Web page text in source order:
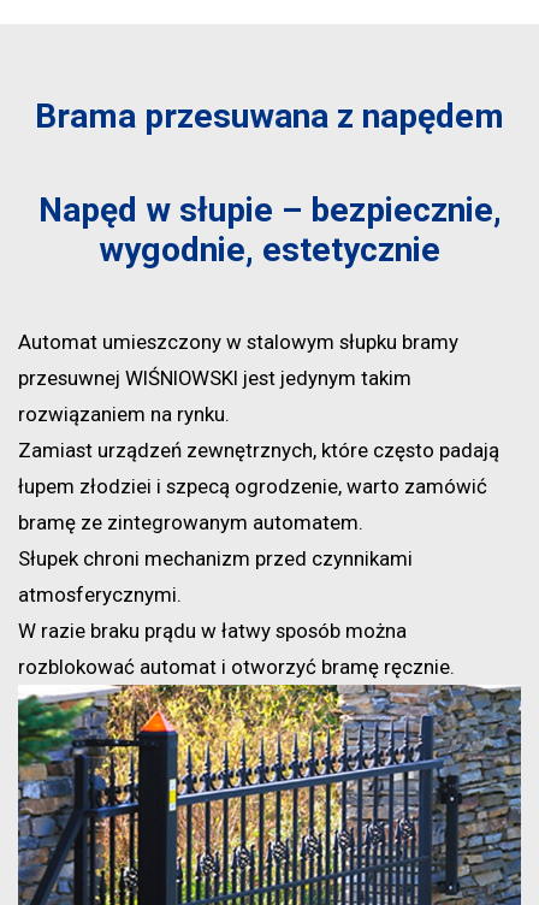
Brama przesuwana z napędem
Napęd w słupie – bezpiecznie,
wygodnie, estetycznie
Automat umieszczony w stalowym słupku bramy
przesuwnej WIŚNIOWSKI jest jedynym takim
rozwiązaniem na rynku.
Zamiast urządzeń zewnętrznych, które często padają
łupem złodziei i szpecą ogrodzenie, warto zamówić
bramę ze zintegrowanym automatem.
Słupek chroni mechanizm przed czynnikami
atmosferycznymi.
W razie braku prądu w łatwy sposób można
rozblokować automat i otworzyć bramę ręcznie.